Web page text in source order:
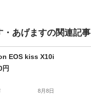
・あげますの関連記事
Canon EOS kiss X10i
円
8月8日